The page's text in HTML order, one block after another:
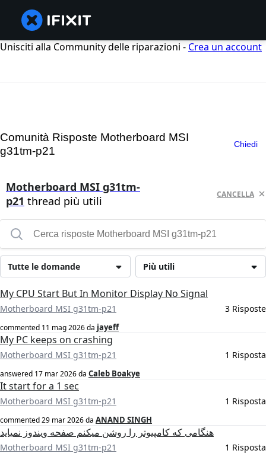
Unisciti alla Community delle riparazioni - Crea un account
Comunità Risposte Motherboard MSI
g31tm-p21
Chiedi
Motherboard MSI g31tm-
p21 thread più utili CANCELLA
Più utili
Tutte le domande
My CPU Start But In Monitor Display No Signal
Motherboard MSI g31tm-p21 3 Risposte
commented 11 mag 2026da jayeff
My PC keeps on crashing
Motherboard MSI g31tm-p21 1 Risposta
answered 17 mar 2026da Caleb Boakye
It start for a 1 sec
Motherboard MSI g31tm-p21 1 Risposta
commented29 mar 2026da ANAND SINGH
هنگامی که کامپیوتر را روشن میکنم صفحه ویندوز نمیاید
Motherboard MSI g31tm-p21 1 Risposta